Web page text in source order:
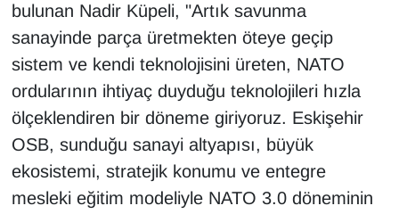
bulunan Nadir Küpeli, "Artık savunma
sanayinde parça üretmekten öteye geçip
sistem ve kendi teknolojisini üreten, NATO
ordularının ihtiyaç duyduğu teknolojileri hızla
ölçeklendiren bir döneme giriyoruz. Eskişehir
OSB, sunduğu sanayi altyapısı, büyük
ekosistemi, stratejik konumu ve entegre
mesleki eğitim modeliyle NATO 3.0 döneminin